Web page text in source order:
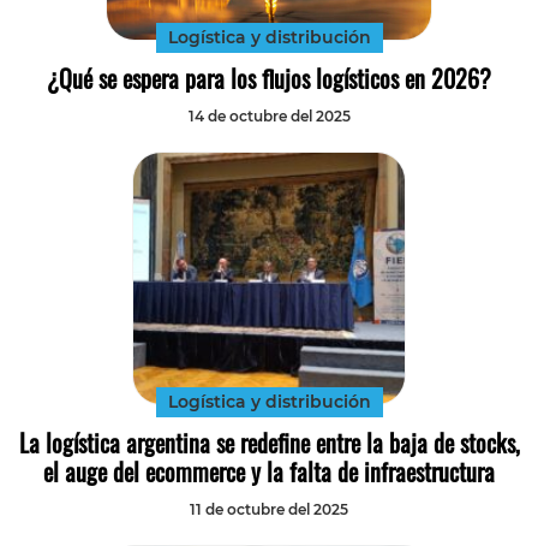
Logística y distribución
¿Qué se espera para los flujos logísticos en 2026?
14 de octubre del 2025
Logística y distribución
La logística argentina se redefine entre la baja de stocks,
el auge del ecommerce y la falta de infraestructura
11 de octubre del 2025